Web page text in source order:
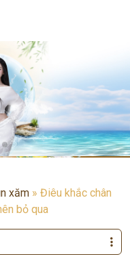
xăm » Điêu khắc chân
bỏ qua